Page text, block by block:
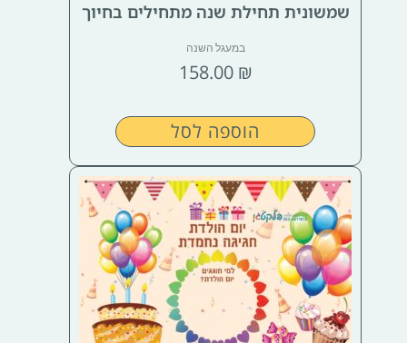
שמשונית תחילת שנה מתחילים בחיוך
במעגל השנה
158.00 ₪
הוספה לסל